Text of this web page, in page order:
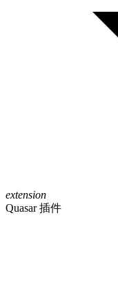
extension
Quasar 插件